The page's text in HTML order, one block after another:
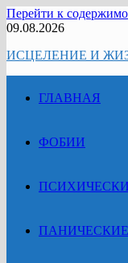
Перейти к
09.08.2026
ИСЦЕЛЕНИЕ И
ГЛАВНАЯ
ФОБИИ